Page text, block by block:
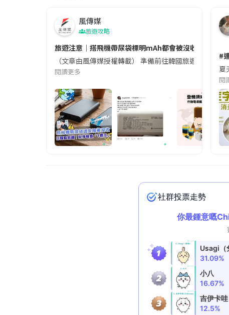
風傳媒
旅遊攻略
旅遊注意｜搭飛機帶尿袋標明mAh都會被沒收😱出發前
（文章由風傳媒授權轉載） 準備前往韓國旅遊的民
閱讀更多
#
夏
閱